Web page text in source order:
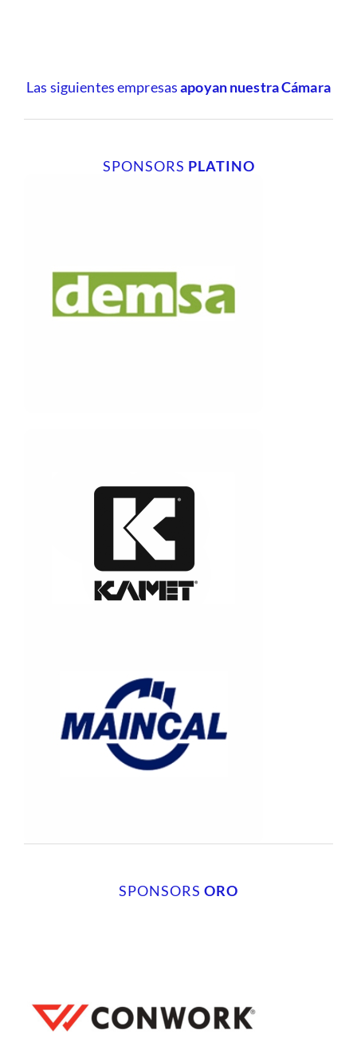
Las siguientes empresasapoyan nuestra Cámara
SPONSORS PLATINO
SPONSORS ORO